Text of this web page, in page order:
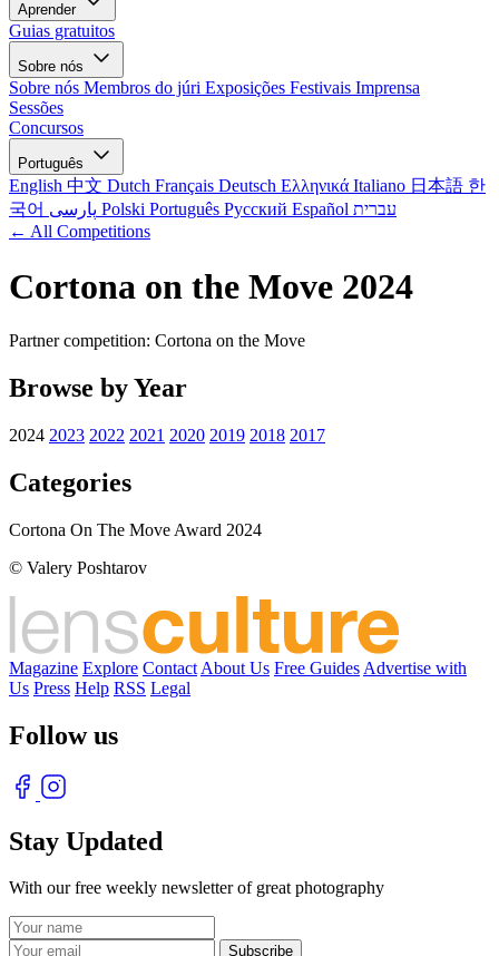
Aprender
Guias gratuitos
Sobre nós
Sobre nós Membros do júri Exposições Festivais Imprensa
Sessões
Concursos
Português
English 中文 Dutch Français Deutsch Ελληνικά Italiano 日本語 한
국어
Polski Português Русский Español עברית
← All Competitions
Cortona on the Move 2024
Partner competition: Cortona on the Move
Browse by Year
2024 2023 2022 2021 2020 2019 2018 2017
Categories
Cortona On The Move Award 2024
© Valery Poshtarov
Magazine Explore Contact About Us Free Guides Advertise with
Us Press Help RSS Legal
Follow us
Stay Updated
With our free weekly newsletter of great photography